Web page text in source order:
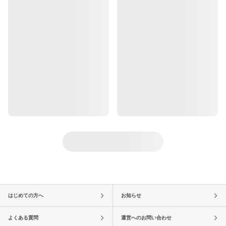
はじめての方へ お知らせ
よくある質問 運営へのお問い合わせ